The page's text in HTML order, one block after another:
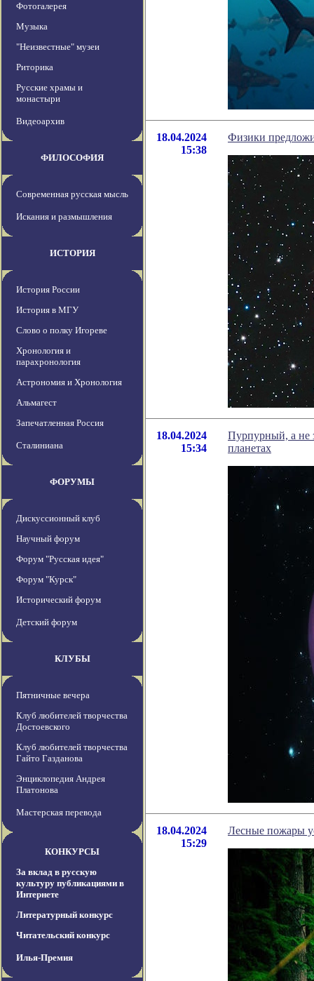
Фотогалерея
Музыка
"Неизвестные" музеи
Риторика
Русские храмы и
монастыри
Видеоархив
ФИЛОСОФИЯ
Современная русская мысль
Искания и размышления
ИСТОРИЯ
История России
История в МГУ
Слово о полку Игореве
Хронология и
парахронология
Астрономия и Хронология
Альмагест
Запечатленная Россия
Сталиниана
ФОРУМЫ
Дискуссионный клуб
Научный форум
Форум "Русская идея"
Форум "Курск"
Исторический форум
Детский форум
КЛУБЫ
Пятничные вечера
Клуб любителей творчества
Достоевского
Клуб любителей творчества
Гайто Газданова
Энциклопедия Андрея
Платонова
Мастерская перевода
КОНКУРСЫ
За вклад в русскую
культуру публикациями в
Интернете
Литературный конкурс
Читательский конкурс
Илья-Премия
18.04.2024
15:38
Физики
18.04.2024
15:34
Пурпурный, а не
планетах
18.04.2024
15:29
Лесные пожары